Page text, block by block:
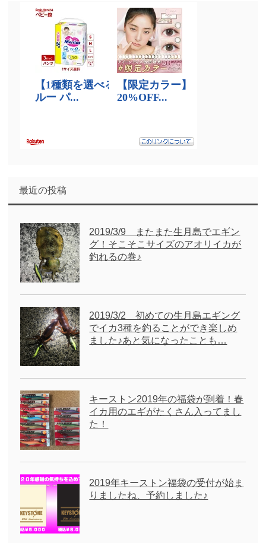
最近の投稿
2019/3/9 またまた生月島でエギン
グ！そこそこサイズのアオリイカが
釣れるの巻♪
2019/3/2 初めての生月島エギング
でイカ3種を釣ることができ楽しめ
ました♪あと気になったことも…
キーストン2019年の福袋が到着！春
イカ用のエギがたくさん入ってまし
た！
2019年キーストン福袋の受付が始ま
りましたね、予約しました♪